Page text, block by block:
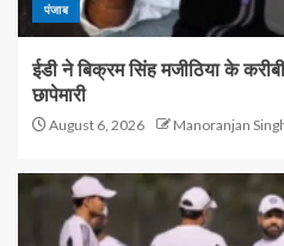
पंजाब
ईडी ने बिक्रम सिंह मजीठिया के
छापेमारी
August 6, 2026 Manoranjan